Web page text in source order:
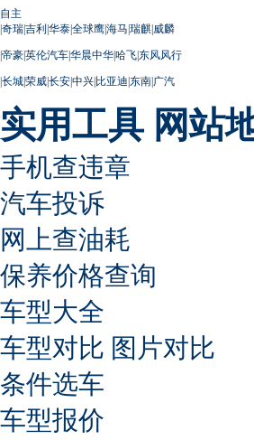
自主
|奇瑞|吉利|华泰|全球鹰|海马|瑞麒|威麟
|帝豪|英伦汽车|华晨中华|哈飞|东风风行
|长城|荣威|长安|中兴|比亚迪|东南|广汽
实用工具 网站
手机查违章
汽车投诉
网上查油耗
保养价格查询
车型大全
车型对比 图片对比
条件选车
车型报价